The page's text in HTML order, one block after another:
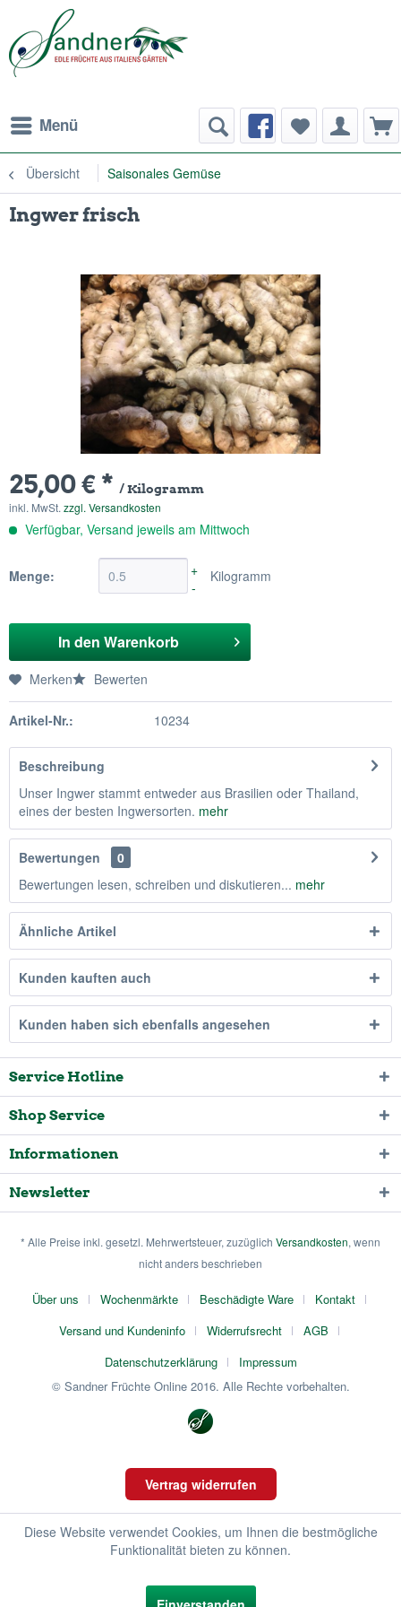
Menü
Übersicht Saisonales Gemüse
Ingwer frisch
25,00 € * / Kilogramm
inkl. MwSt. zzgl. Versandkosten
Verfügbar, Versand jeweils am Mittwoch
Menge:
+
-
Kilogramm
In den Warenkorb
Merken Bewerten
Artikel-Nr.: 10234
Beschreibung
Unser Ingwer stammt entweder aus Brasilien oder Thailand,
eines der besten Ingwersorten. mehr
Bewertungen
0
Bewertungen lesen, schreiben und diskutieren... mehr
Ähnliche Artikel
Kunden kauften auch
Kunden haben sich ebenfalls angesehen
Service Hotline
Shop Service
Informationen
Newsletter
* Alle Preise inkl. gesetzl. Mehrwertsteuer, zuzüglich Versandkosten, wenn
nicht anders beschrieben
Über uns Wochenmärkte Beschädigte Ware
Kontakt
Versand und Kundeninfo
Widerrufsrecht
AGB
Datenschutzerklärung
Impressum
© Sandner Früchte Online 2016. Alle Rechte vorbehalten.
Vertrag widerrufen
Diese Website verwendet Cookies, um Ihnen die bestmögliche
Funktionalität bieten zu können.